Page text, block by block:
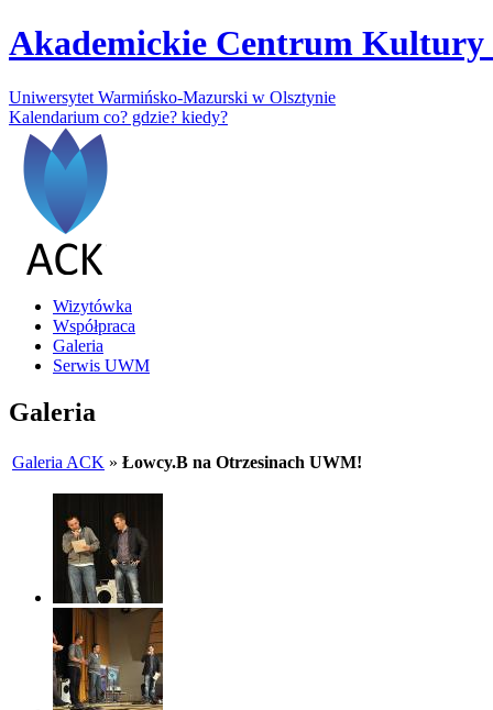
Akademickie Centrum
Uniwersytet Warmińsko-Mazurski w Olsztynie
Kalendarium co? gdzie? kiedy?
Wizytówka
Współpraca
Galeria
Serwis UWM
Galeria
Galeria ACK » Łowcy.B na Otrzesinach UWM!